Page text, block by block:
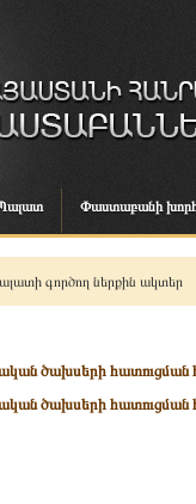
Փաստաբանի
գործող ներքին ակտեր
ծախսերի հատուցման
ծախսերի հատուցման